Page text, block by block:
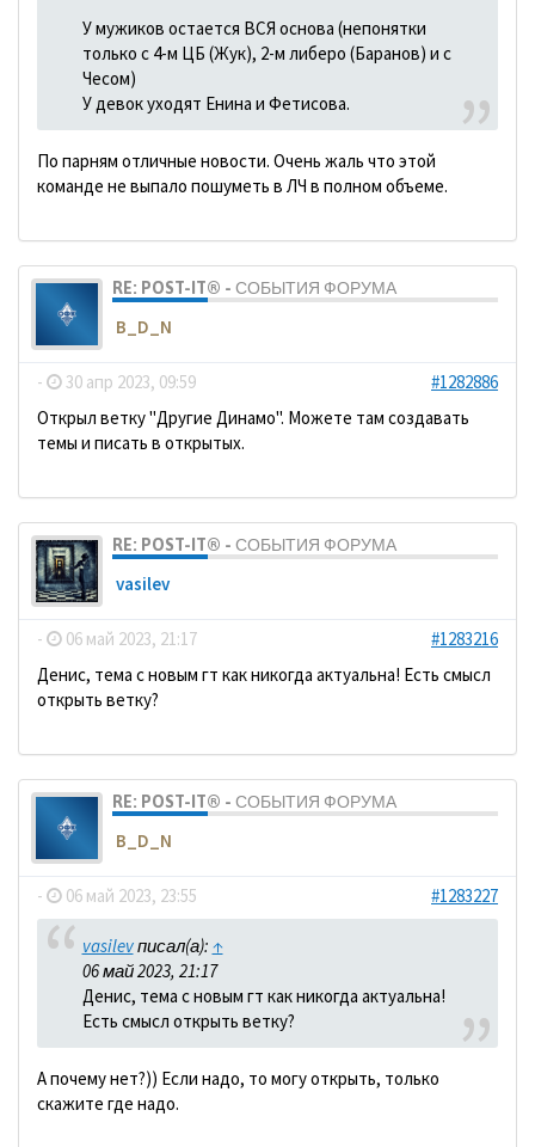
У мужиков остается ВСЯ основа (непонятки
только с 4-м ЦБ (Жук), 2-м либеро (Баранов) и с
Чесом)
У девок уходят Енина и Фетисова.
По парням отличные новости. Очень жаль что этой
команде не выпало пошуметь в ЛЧ в полном объеме.
RE: POST-IT® - СОБЫТИЯ ФОРУМА
B_D_N
- 30 апр 2023, 09:59
#1282886
Открыл ветку "Другие Динамо". Можете там создавать
темы и писать в открытых.
RE: POST-IT® - СОБЫТИЯ ФОРУМА
vasilev
- 06 май 2023, 21:17
#1283216
Денис, тема с новым гт как никогда актуальна! Есть смысл
открыть ветку?
RE: POST-IT® - СОБЫТИЯ ФОРУМА
B_D_N
- 06 май 2023, 23:55 #1283227
vasilevписал(а): ↑
06 май 2023, 21:17
Денис, тема с новым гт как никогда актуальна!
Есть смысл открыть ветку?
А почему нет?)) Если надо, то могу открыть, только
скажите где надо.